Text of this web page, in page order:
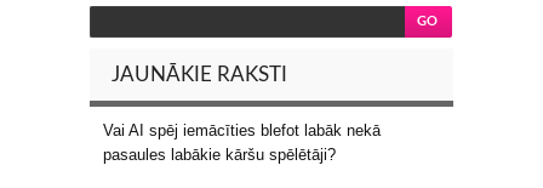
JAUNĀKIE RAKSTI
Vai AI spēj iemācīties blefot labāk nekā
pasaules labākie kāršu spēlētāji?